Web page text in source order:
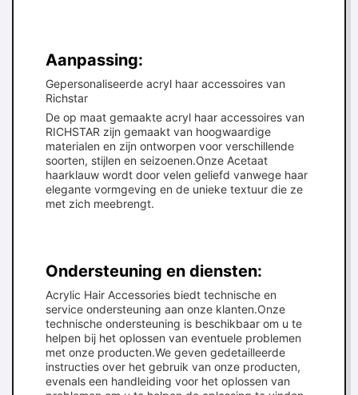
Aanpassing:
Gepersonaliseerde acryl haar accessoires van
Richstar
De op maat gemaakte acryl haar accessoires van
RICHSTAR zijn gemaakt van hoogwaardige
materialen en zijn ontworpen voor verschillende
soorten, stijlen en seizoenen.Onze Acetaat
haarklauw wordt door velen geliefd vanwege haar
elegante vormgeving en de unieke textuur die ze
met zich meebrengt.
Ondersteuning en diensten:
Acrylic Hair Accessories biedt technische en
service ondersteuning aan onze klanten.Onze
technische ondersteuning is beschikbaar om u te
helpen bij het oplossen van eventuele problemen
met onze producten.We geven gedetailleerde
instructies over het gebruik van onze producten,
evenals een handleiding voor het oplossen van